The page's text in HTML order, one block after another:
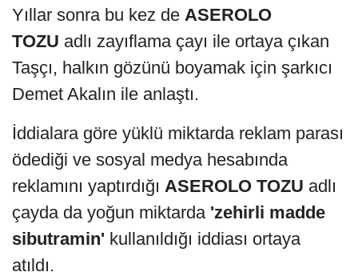
Yıllar sonra bu kez de ASEROLO
TOZU adlı zayıflama çayı ile ortaya çıkan
Taşçı, halkın gözünü boyamak için şarkıcı
Demet Akalın ile anlaştı.
İddialara göre yüklü miktarda reklam parası
ödediği ve sosyal medya hesabında
reklamını yaptırdığı ASEROLO TOZU adlı
çayda da yoğun miktarda 'zehirli madde
sibutramin' kullanıldığı iddiası ortaya
atıldı.